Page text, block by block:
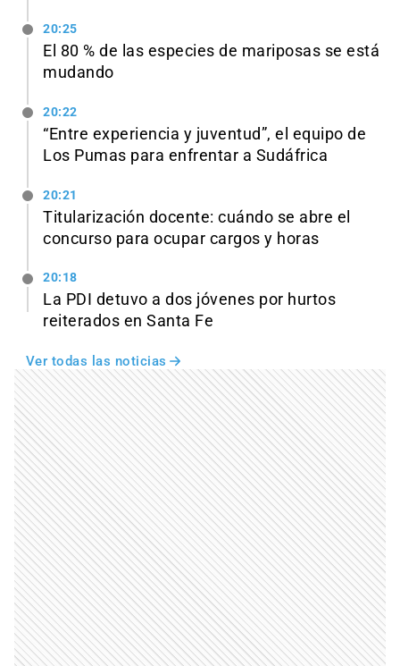
20:25
El 80 % de las especies de mariposas se está
mudando
20:22
“Entre experiencia y juventud”, el equipo de
Los Pumas para enfrentar a Sudáfrica
20:21
Titularización docente: cuándo se abre el
concurso para ocupar cargos y horas
20:18
La PDI detuvo a dos jóvenes por hurtos
reiterados en Santa Fe
Ver todas las noticias